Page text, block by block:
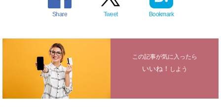
Share Tweet Bookmark
この記事が気に入ったら
いいね！ しよう